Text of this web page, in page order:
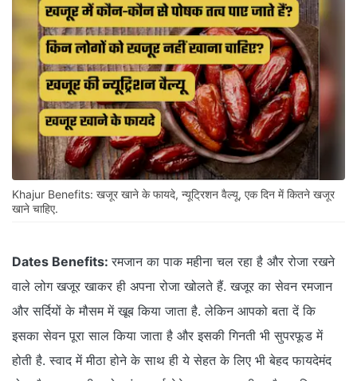
Khajur Benefits: खजूर खाने के फायदे, न्यूट्रिशन वैल्यू, एक दिन में कितने खजूर
खाने चाहिए.
Dates Benefits:रमजान का पाक महीना चल रहा है और रोजा रखने
वाले लोग खजूर खाकर ही अपना रोजा खोलते हैं. खजूर का सेवन रमजान
और सर्दियों के मौसम में खूब किया जाता है. लेकिन आपको बता दें कि
इसका सेवन पूरा साल किया जाता है और इसकी गिनती भी सुपरफूड में
होती है. स्वाद में मीठा होने के साथ ही ये सेहत के लिए भी बेहद फायदेमंद